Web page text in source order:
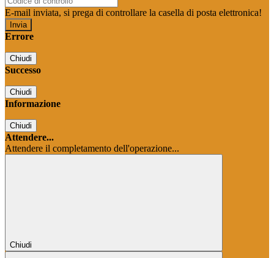
E-mail inviata, si prega di controllare la casella di posta elettronica!
Errore
Chiudi
Successo
Chiudi
Informazione
Chiudi
Attendere...
Attendere il completamento dell'operazione...
Chiudi